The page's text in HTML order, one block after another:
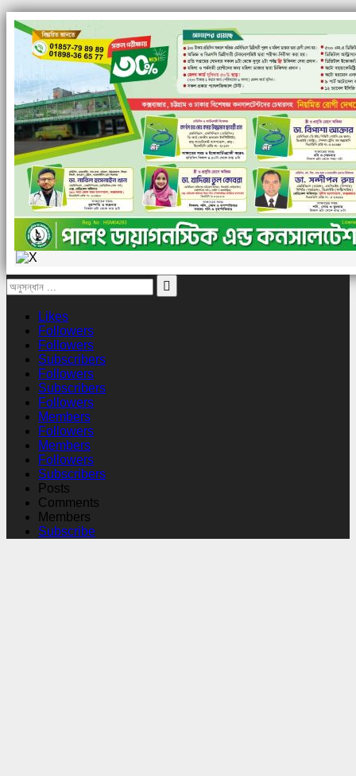
Likes
Followers
Followers
Subscribers
Followers
Subscribers
Followers
Members
Followers
Members
Followers
Subscribers
Posts
Comments
Members
Subscribe